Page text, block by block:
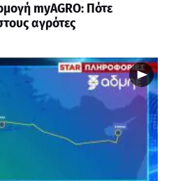
myAGRO: Πότε
αγρότες